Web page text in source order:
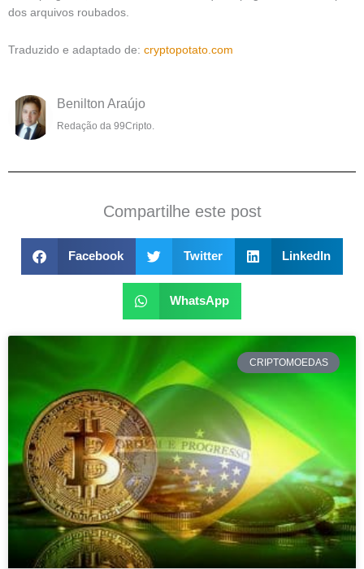
dos arquivos roubados.
Traduzido e adaptado de: cryptopotato.com
Benilton Araújo
Redação da 99Cripto.
Compartilhe este post
Facebook Twitter LinkedIn
WhatsApp
CRIPTOMOEDAS